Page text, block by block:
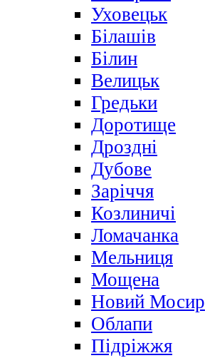
Уховецьк
Білашів
Білин
Велицьк
Гредьки
Доротище
Дроздні
Дубове
Заріччя
Козлиничі
Ломачанка
Мельниця
Мощена
Новий Мосир
Облапи
Підріжжя